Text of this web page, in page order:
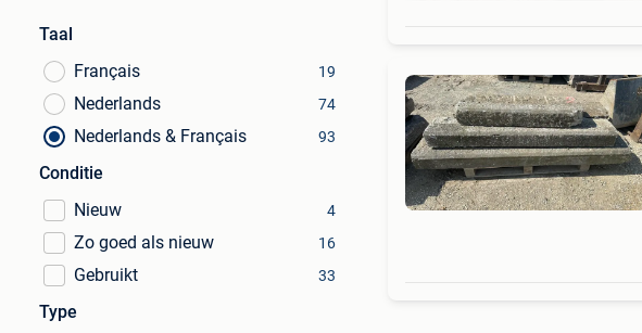
Taal
Français
19
Nederlands 74
Nederlands & Français 93
Conditie
Nieuw
4
Zo goed als nieuw 16
Gebruikt 33
Type